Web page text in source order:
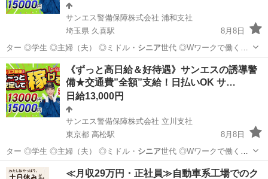
サンエス警備保障株式会社 浦和支社
埼玉県 久喜駅
8月8日
ター ◎学生 ◎主婦（夫） ◎ミドル・ シニア世代 ◎Wワークで働く方
警備経験や…
埼玉 久喜市 久喜駅 警備員 サンエス警備保障株式会社
《ずっと高日給＆好待遇》サンエスの誘導警
備★交通費”全額”支給！日払いOK サ…
日給13,000円
サンエス警備保障株式会社 立川支社
東京都 高松駅
8月8日
ター ◎学生 ◎主婦（夫） ◎ミドル・ シニア世代 ◎Wワークで働く方
警備経験や…
東京 立川市 高松駅 警備員 サンエス警備保障株式会社
≪月収29万円・正社員≫自動車系工場でのク